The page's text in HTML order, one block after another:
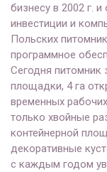
бизнесу в 2002 г.
инвестиции и
Польских
программное
Сегодня питомник
площадки, 4 га
временных
только хвойные
контейнерной
декоративные
с каждым годом